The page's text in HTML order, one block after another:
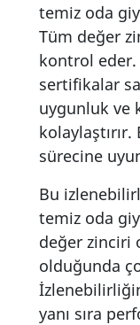
temiz oda
Tüm değer
kontrol
sertifikalar
uygunluk ve
sürecine
Bu
temiz oda
değer zinciri
olduğunda
yanı sıra